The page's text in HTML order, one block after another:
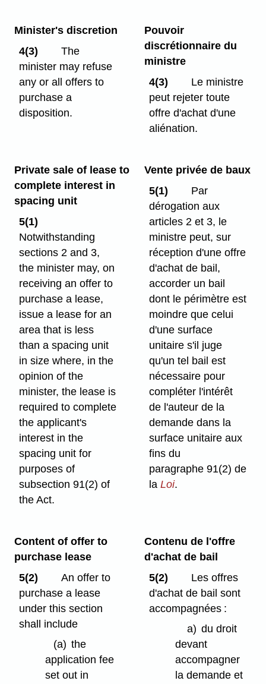
Minister's discretion
4(3)
The
minister may refuse
any or all offers to
purchase a
disposition.
Pouvoir
discrétionnaire du
ministre
4(3)
Le ministre
peut rejeter toute
offre d'achat d'une
aliénation.
Private sale of lease to
complete interest in
spacing unit
5(1)
Notwithstanding
sections 2 and 3,
the minister may, on
receiving an offer to
purchase a lease,
issue a lease for an
area that is less
than a spacing unit
in size where, in the
opinion of the
minister, the lease is
required to complete
the applicant's
interest in the
spacing unit for
purposes of
subsection 91(2) of
the Act.
Vente privée de baux
5(1)
Par
dérogation aux
articles 2 et 3, le
ministre peut, sur
réception d'une offre
d'achat de bail,
accorder un bail
dont le périmètre est
moindre que celui
d'une surface
unitaire s'il juge
qu'un tel bail est
nécessaire pour
compléter l'intérêt
de l'auteur de la
demande dans la
surface unitaire aux
fins du
paragraphe 91(2) de
laLoi.
Content of offer to
purchase lease
5(2)
An offer to
purchase a lease
under this section
shall include
(a) the
application fee
set out in
Contenu de l'offre
d'achat de bail
5(2)
Les offres
d'achat de bail sont
accompagnées :
a) du droit
devant
accompagner
la demande et